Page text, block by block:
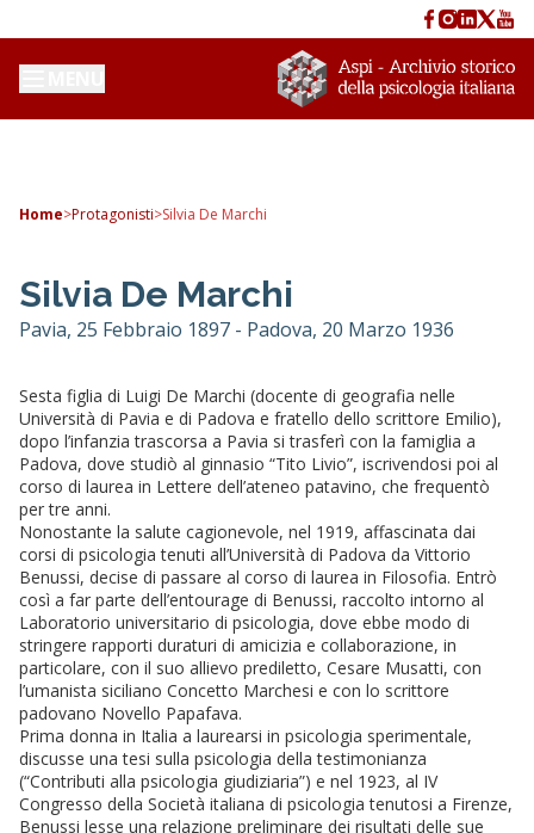
Home>Protagonisti>Silvia De Marchi
Silvia De Marchi
Pavia, 25 Febbraio 1897 - Padova, 20 Marzo 1936
Sesta figlia di Luigi De Marchi (docente di geografia nelle
Università di Pavia e di Padova e fratello dello scrittore Emilio),
dopo l’infanzia trascorsa a Pavia si trasferì con la famiglia a
Padova, dove studiò al ginnasio “Tito Livio”, iscrivendosi poi al
corso di laurea in Lettere dell’ateneo patavino, che frequentò
per tre anni.
Nonostante la salute cagionevole, nel 1919, affascinata dai
corsi di psicologia tenuti all’Università di Padova da Vittorio
Benussi, decise di passare al corso di laurea in Filosofia. Entrò
così a far parte dell’entourage di Benussi, raccolto intorno al
Laboratorio universitario di psicologia, dove ebbe modo di
stringere rapporti duraturi di amicizia e collaborazione, in
particolare, con il suo allievo prediletto, Cesare Musatti, con
l’umanista siciliano Concetto Marchesi e con lo scrittore
padovano Novello Papafava.
Prima donna in Italia a laurearsi in psicologia sperimentale,
discusse una tesi sulla psicologia della testimonianza
(“Contributi alla psicologia giudiziaria”) e nel 1923, al IV
Congresso della Società italiana di psicologia tenutosi a Firenze,
Benussi lesse una relazione preliminare dei risultati delle sue